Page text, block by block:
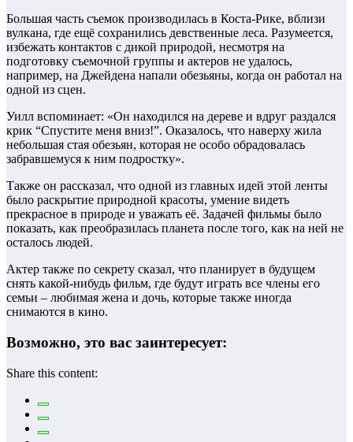
Большая часть съемок производилась в Коста-Рике, вблизи
вулкана, где ещё сохранились девственные леса. Разумеется,
избежать контактов с дикой природой, несмотря на
подготовку съемочной группы и актеров не удалось,
например, на Джейдена напали обезьяны, когда он работал на
одной из сцен.
Уилл вспоминает: «Он находился на дереве и вдруг раздался
крик “Спустите меня вниз!”. Оказалось, что наверху жила
небольшая стая обезьян, которая не особо обрадовалась
забравшемуся к ним подростку».
Также он рассказал, что одной из главных идей этой ленты
было раскрытие природной красоты, умение видеть
прекрасное в природе и уважать её. Задачей фильмы было
показать, как преобразилась планета после того, как на ней не
осталось людей.
Актер также по секрету сказал, что планирует в будущем
снять какой-нибудь фильм, где будут играть все члены его
семьи – любимая жена и дочь, которые также иногда
снимаются в кино.
Возможно, это вас заинтересует:
Share this content: